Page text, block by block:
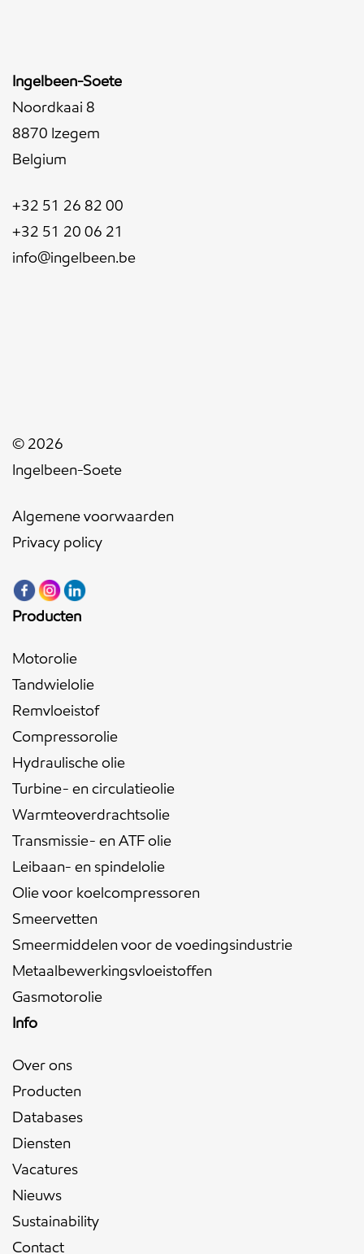
Ingelbeen-Soete
Noordkaai 8
8870 Izegem
Belgium
+32 51 26 82 00
+32 51 20 06 21
info@ingelbeen.be
© 2026
Ingelbeen-Soete
Algemene voorwaarden
Privacy policy
Producten
Motorolie
Tandwielolie
Remvloeistof
Compressorolie
Hydraulische olie
Turbine- en circulatieolie
Warmteoverdrachtsolie
Transmissie- en ATF olie
Leibaan- en spindelolie
Olie voor koelcompressoren
Smeervetten
Smeermiddelen voor de voedingsindustrie
Metaalbewerkingsvloeistoffen
Gasmotorolie
Info
Over ons
Producten
Databases
Diensten
Vacatures
Nieuws
Sustainability
Contact